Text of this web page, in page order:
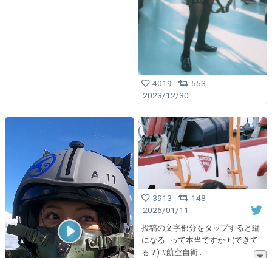
4019
553
2023/12/30
3913
148
2026/01/11
投稿の文字部分をタップすると縦
になる…って本当ですか✈(できて
る？) #航空自衛